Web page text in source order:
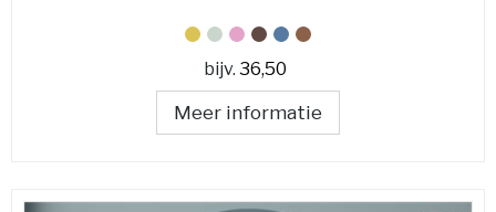
bijv. 36,50
Meer informatie